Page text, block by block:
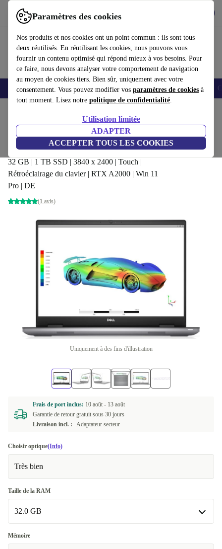
Paramètres des cookies
Nos produits et nos cookies ont un point commun : ils sont tous
deux réutilisés. En réutilisant les cookies, nous pouvons vous
fournir un contenu optimisé qui répond mieux à vos besoins. Pour
ce faire, nous devons analyser votre comportement de navigation
au moyen de cookies tiers. Bien sûr, uniquement avec votre
consentement. Vous pouvez modifier vos paramètres de cookies à
tout moment. Lisez notre politique de confidentialité.
Utilisation limitée
ADAPTER
ACCEPTER TOUS LES COOKIES
Utilisez refurbed rapidement et facilement
Smartphones Laptops Tablettes Montres connectées Accessoires
Dell Precision 7670 | i9-
12950HX | 16-pouces
32 GB | 1 TB SSD | 3840 x 2400 | Touch |
Rétroéclairage du clavier | RTX A2000 | Win 11
Pro | DE
(1 avis)
1 499,00 €
Uniquement à des fins d'illustration
Frais de port inclus: 10 août - 13 août
Garantie de retour gratuit sous 30 jours
Livraison incl. :
Adaptateur secteur
Choisir optique(Info)
Très bien
Taille de la RAM
32.0 GB
32.0 GB
Mémoire